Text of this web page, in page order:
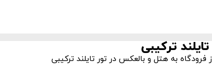
ترکیبی
فرودگاه به هتل و بالعکس در تور تایلند ترکیبی